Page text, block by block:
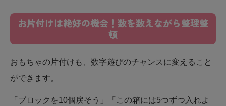
お片付けは絶好の機会！数を数えながら整理整
頓
おもちゃの片付けも、数字遊びのチャンスに変えること
ができます。
「ブロックを10個戻そう」「この箱には5つずつ入れよ